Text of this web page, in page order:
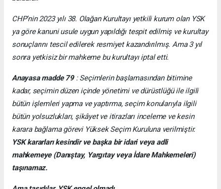
CHP’nin 2023 yılı 38. Olağan Kurultayı yetkili kurum olan YSK
ya göre kanuni usule uygun yapıldığı tespit edilmiş ve kurultay
sonuçlarını tescil edilerek resmiyet kazandırılmış. Ama 3 yıl
sonra yetkisiz bir mahkeme bu kurultayı iptal etti.
Anayasa madde 79: Seçimlerin başlamasından bitimine
kadar, seçimin düzen içinde yönetimi ve dürüstlüğü ile ilgili
bütün işlemleri yapma ve yaptırma, seçim konularıyla ilgili
bütün yolsuzlukları, şikâyet ve itirazları inceleme ve kesin
karara bağlama görevi Yüksek Seçim Kuruluna verilmiştir.
YSK kararları kesindir ve başka bir idari veya adli
mahkemeye (Danıştay, Yargıtay veya İdare Mahkemeleri)
taşınamaz.